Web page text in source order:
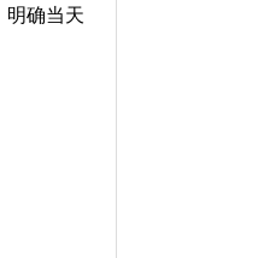
明确当天